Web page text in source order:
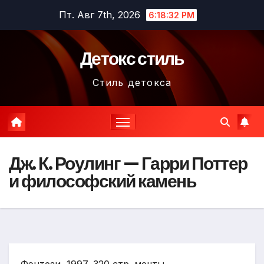
содержимому
Пт. Авг 7th, 2026 6:18:33 PM
Детокс стиль
Стиль детокса
Дж. К. Роулинг — Гарри Поттер
и философский камень